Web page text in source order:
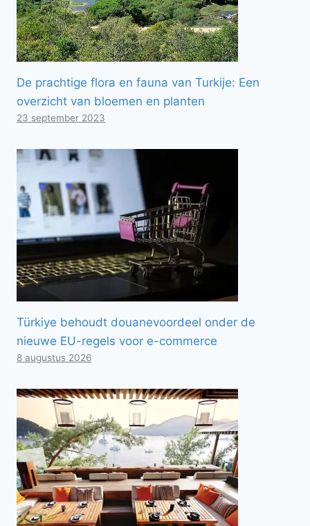
De prachtige flora en fauna van Turkije: Een
overzicht van bloemen en planten
23 september 2023
Türkiye behoudt douanevoordeel onder de
nieuwe EU-regels voor e-commerce
8 augustus 2026